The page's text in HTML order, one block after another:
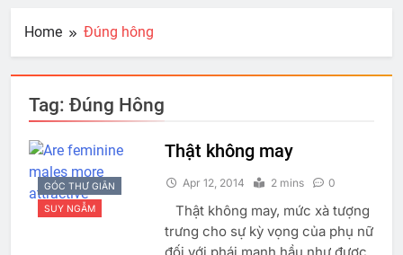
Home Đúng hông
Tag: Đúng Hông
GÓC THƯ GIÃN
SUY NGẪM
Thật không may
Apr 12, 2014 2 mins 0
Thật không may, mức xà tượng
trưng cho sự kỳ vọng của phụ nữ